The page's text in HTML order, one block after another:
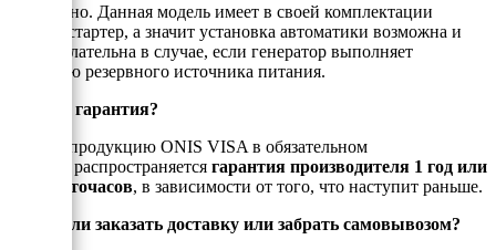
Да, можно. Данная модель имеет в своей комплектации
электростартер, а значит установка автоматики возможна и
даже желательна в случае, если генератор выполняет
функцию резервного источника питания.
Есть ли гарантия?
На всю продукцию ONIS VISA в обязательном
порядке распространяется гарантия производителя 1 год или
1000 моточасов, в зависимости от того, что наступит раньше.
Можно ли заказать доставку или забрать самовывозом?